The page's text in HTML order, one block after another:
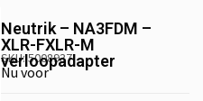
Neutrik – NA3FDM –
XLR-FXLR-M
verloopadapter
SKU: 5008937
Nu voor